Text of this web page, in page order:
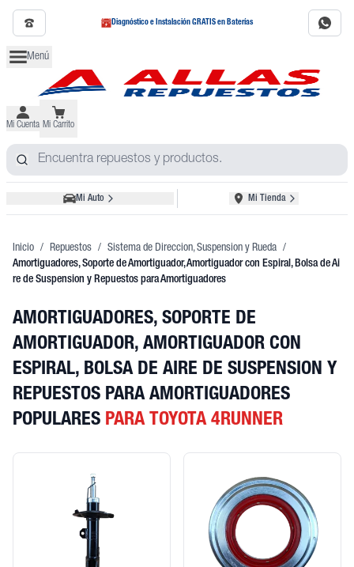
Diagnóstico e Instalación GRATIS en Baterías
Menú
Mi Cuenta Mi Carrito
Mi Auto Mi Tienda
Inicio / Repuestos / Sistema de Direccion, Suspension y Rueda /
Amortiguadores, Soporte de Amortiguador, Amortiguador con Espiral, Bolsa de Ai
re de Suspension y Repuestos para Amortiguadores
AMORTIGUADORES, SOPORTE DE
AMORTIGUADOR, AMORTIGUADOR CON
ESPIRAL, BOLSA DE AIRE DE SUSPENSION Y
REPUESTOS PARA AMORTIGUADORES
POPULARES PARA TOYOTA 4RUNNER